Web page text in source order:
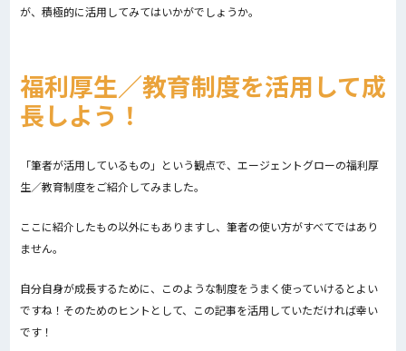
が、積極的に活用してみてはいかがでしょうか。
福利厚生／教育制度を活用して成
長しよう！
「筆者が活用しているもの」という観点で、エージェントグローの福利厚
生／教育制度をご紹介してみました。
ここに紹介したもの以外にもありますし、筆者の使い方がすべてではあり
ません。
自分自身が成長するために、このような制度をうまく使っていけるとよい
ですね！そのためのヒントとして、この記事を活用していただければ幸い
です！